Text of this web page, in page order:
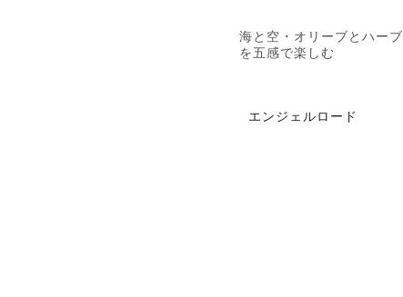
海と空・オリーブとハーブ
を五感で楽しむ
エンジェルロード